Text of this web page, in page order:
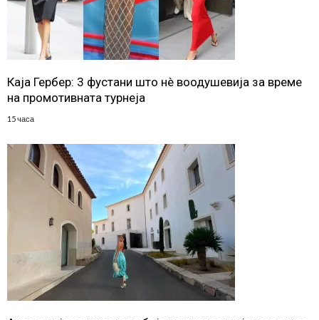
Каја Гербер: 3 фустани што нè воодушевија за време
на промотивната турнеја
15 часа